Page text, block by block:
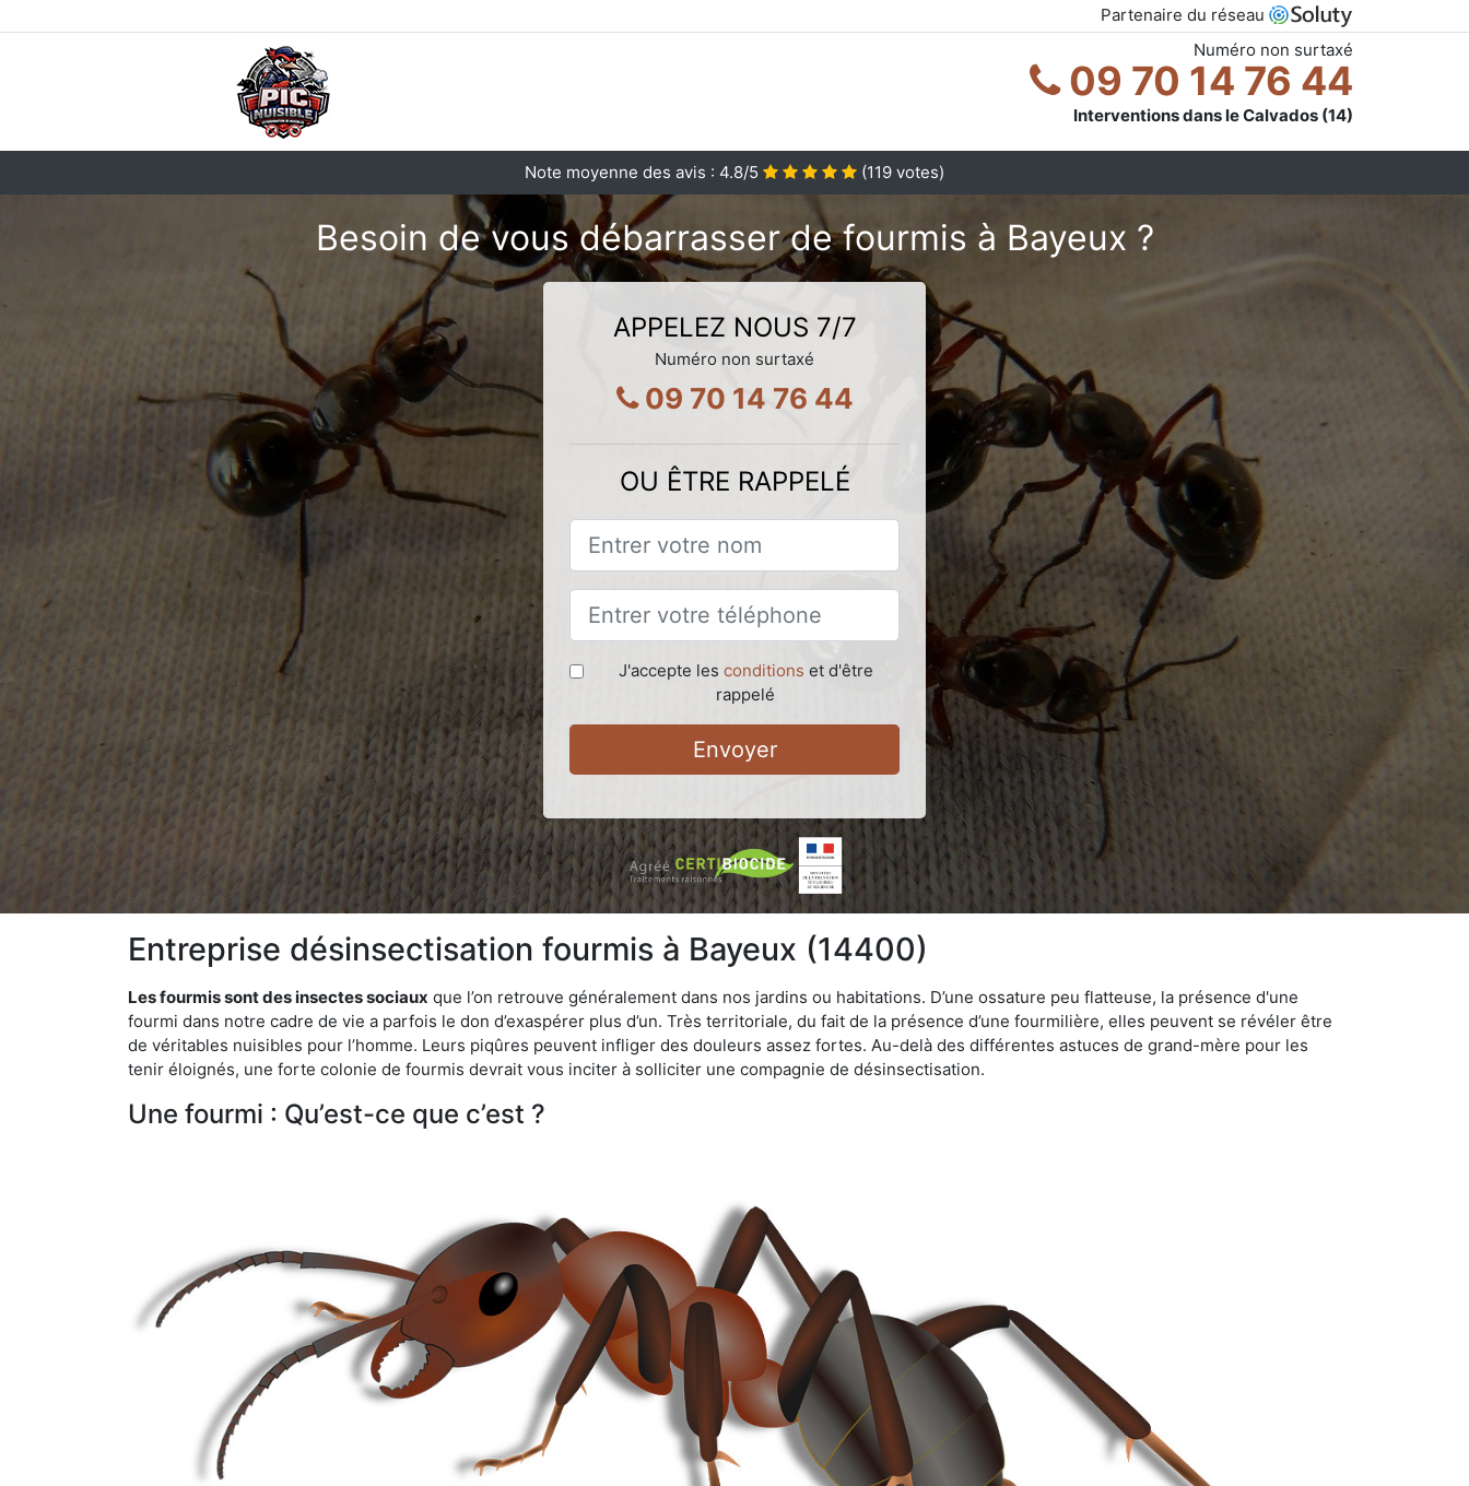
Partenaire du réseau
Numéro non surtaxé
09 70 14 76 44
Interventions dans le Calvados (14)
Note moyenne des avis : 4.8/5 (119 votes)
Besoin de vous débarrasser de fourmis à Bayeux ?
APPELEZ NOUS 7/7
Numéro non surtaxé
09 70 14 76 44
OU ÊTRE RAPPELÉ
J'accepte les conditions et d'être
rappelé
Envoyer
Entreprise désinsectisation fourmis à Bayeux (14400)
Les fourmis sont des insectes sociaux que l’on retrouve généralement dans nos jardins ou habitations. D’une ossature peu flatteuse, la présence d'une
fourmi dans notre cadre de vie a parfois le don d’exaspérer plus d’un. Très territoriale, du fait de la présence d’une fourmilière, elles peuvent se révéler être
de véritables nuisibles pour l’homme. Leurs piqûres peuvent infliger des douleurs assez fortes. Au-delà des différentes astuces de grand-mère pour les
tenir éloignés, une forte colonie de fourmis devrait vous inciter à solliciter une compagnie de désinsectisation.
Une fourmi : Qu’est-ce que c’est ?